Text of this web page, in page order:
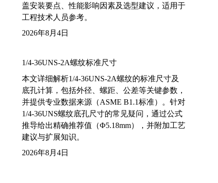
盖安装要点、性能影响因素及选型建议，适用于
工程技术人员参考。
2026年8月4日
1/4-36UNS-2A螺纹标准尺寸
本文详细解析1/4-36UNS-2A螺纹的标准尺寸及
底孔计算，包括外径、螺距、公差等关键参数，
并提供专业数据来源（ASME B1.1标准）。针对
1/4-36UNS螺纹底孔尺寸的常见疑问，通过公式
推导给出精确推荐值（Φ5.18mm），并附加工艺
建议与扩展知识。
2026年8月4日